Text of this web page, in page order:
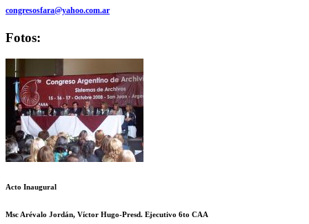
congresosfara@yahoo.com.ar
Fotos:
Acto Inaugural
Msc Arévalo Jordán, Víctor Hugo-Presd. Ejecutivo 6to CAA